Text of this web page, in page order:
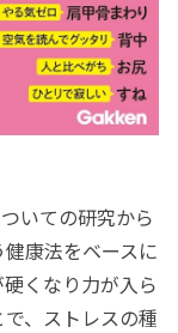
いての研究から
康法をベースに
くなり力が入ら
、ストレスの種